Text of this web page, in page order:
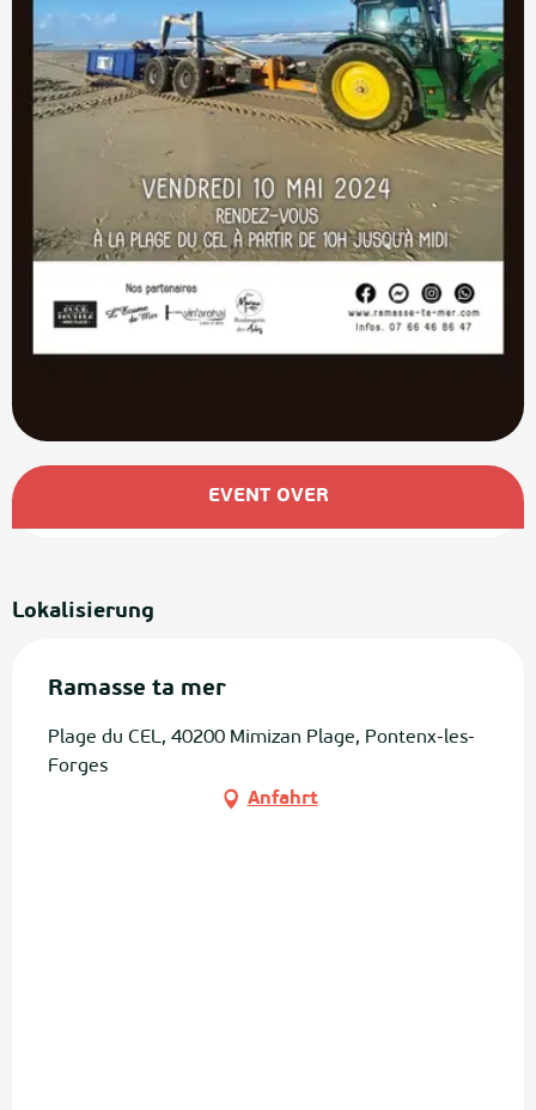
Öffnungszeiten & Kontaktdaten
EVENT OVER
Lokalisierung
Ramasse ta mer
Plage du CEL, 40200 Mimizan Plage, Pontenx-les-
Forges
Anfahrt